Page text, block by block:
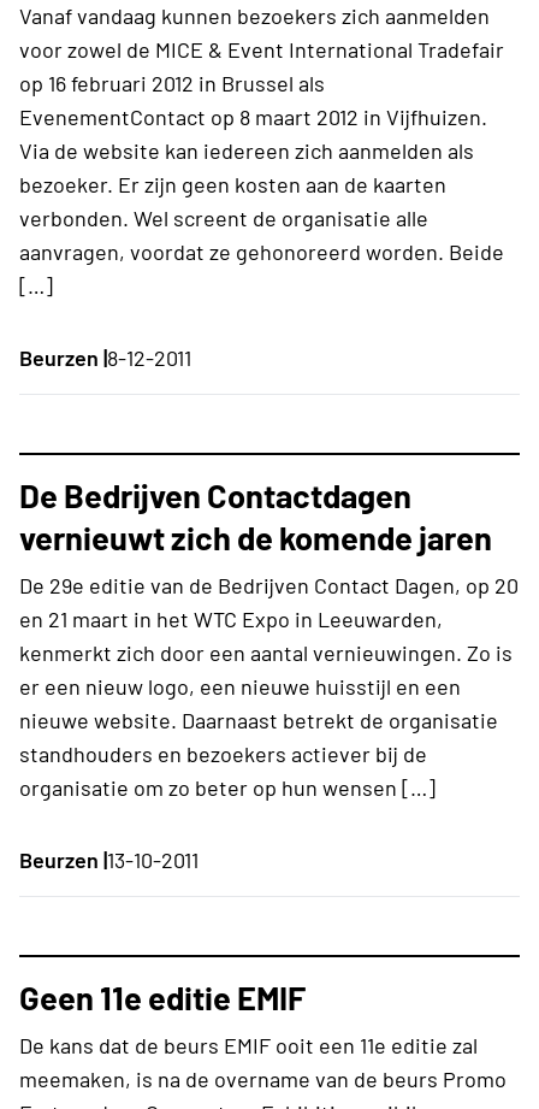
Vanaf vandaag kunnen bezoekers zich aanmelden
voor zowel de MICE & Event International Tradefair
op 16 februari 2012 in Brussel als
EvenementContact op 8 maart 2012 in Vijfhuizen.
Via de website kan iedereen zich aanmelden als
bezoeker. Er zijn geen kosten aan de kaarten
verbonden. Wel screent de organisatie alle
aanvragen, voordat ze gehonoreerd worden. Beide
[…]
Beurzen |8-12-2011
De Bedrijven Contactdagen
vernieuwt zich de komende jaren
De 29e editie van de Bedrijven Contact Dagen, op 20
en 21 maart in het WTC Expo in Leeuwarden,
kenmerkt zich door een aantal vernieuwingen. Zo is
er een nieuw logo, een nieuwe huisstijl en een
nieuwe website. Daarnaast betrekt de organisatie
standhouders en bezoekers actiever bij de
organisatie om zo beter op hun wensen […]
Beurzen |13-10-2011
Geen 11e editie EMIF
De kans dat de beurs EMIF ooit een 11e editie zal
meemaken, is na de overname van de beurs Promo